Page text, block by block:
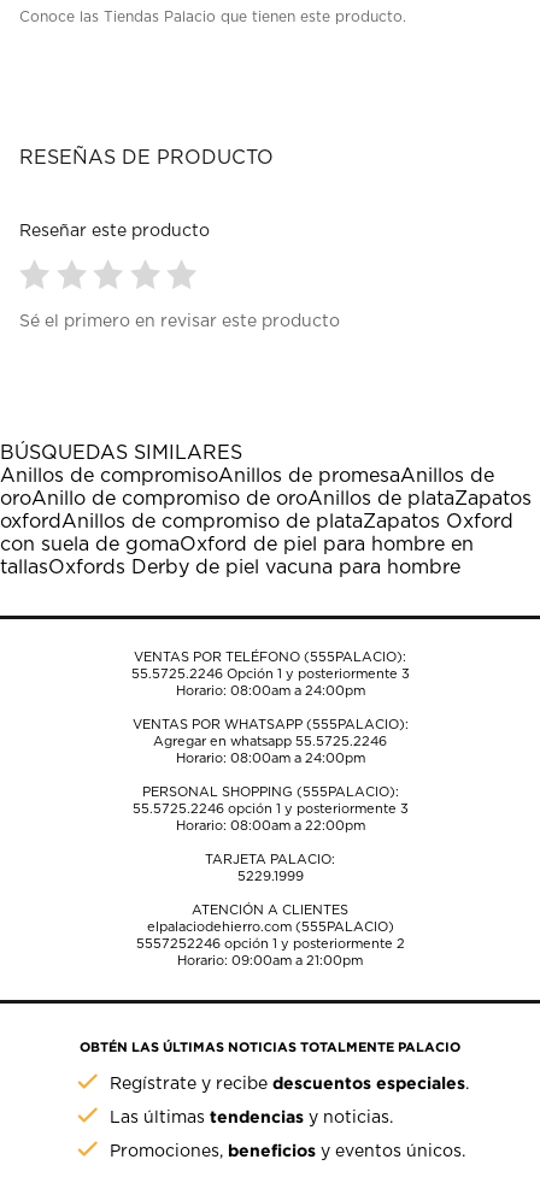
Conoce las Tiendas Palacio que tienen este producto.
RESEÑAS DE PRODUCTO
Reseñar este producto
para
1
estrella
Esta
acción
abrirá
el
formulario
envío.
para
estrellas.
Esta
acción
abrirá
el
formulario
envío.
para
estrellas.
Esta
acción
abrirá
el
formulario
envío.
para
estrellas.
Esta
acción
abrirá
el
formulario
envío.
para
estrellas.
Esta
acción
abrirá
el
formulario
envío.
Sé el primero en revisar este producto
BÚSQUEDAS SIMILARES
Anillos de compromisoAnillos de promesaAnillos de
oroAnillo de compromiso de oroAnillos de plataZapatos
oxford Anillos de compromiso de plataZapatos Oxford
con suela de gomaOxford de piel para hombre en
tallasOxfords Derby de piel vacuna para hombre
VENTAS POR TELÉFONO (555PALACIO):
55.5725.2246Opción 1 y posteriormente 3
Horario: 08:00am a 24:00pm
VENTAS POR WHATSAPP (555PALACIO):
Agregar en whatsapp 55.5725.2246
Horario: 08:00am a 24:00pm
PERSONAL SHOPPING (555PALACIO):
55.5725.2246opción 1 y posteriormente 3
Horario: 08:00am a 22:00pm
TARJETA PALACIO:
5229.1999
ATENCIÓN A CLIENTES
elpalaciodehierro.com (555PALACIO)
5557252246opción 1 y posteriormente 2
Horario: 09:00am a 21:00pm
OBTÉN LAS ÚLTIMAS NOTICIAS TOTALMENTE PALACIO
Regístrate y recibedescuentos especiales.
Las últimastendencias y noticias.
Promociones, beneficios y eventos únicos.